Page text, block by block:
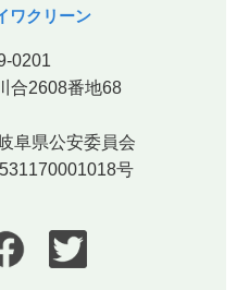
ワクリーン
0201
合2608番地68
阜県公安委員会
号